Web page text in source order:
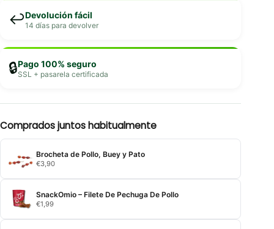
↩️Devolución fácil
14 días para devolver
🔒Pago 100% seguro
SSL + pasarela certificada
Comprados juntos habitualmente
Brocheta de Pollo, Buey y Pato
€3,90
SnackOmio – Filete De Pechuga De Pollo
€1,99